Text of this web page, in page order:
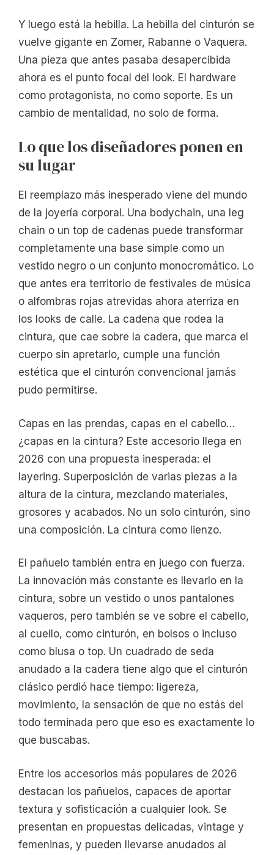
Y luego está la hebilla. La hebilla del cinturón se
vuelve gigante en Zomer, Rabanne o Vaquera.
Una pieza que antes pasaba desapercibida
ahora es el punto focal del look. El hardware
como protagonista, no como soporte. Es un
cambio de mentalidad, no solo de forma.
Lo que los diseñadores ponen en
su lugar
El reemplazo más inesperado viene del mundo
de la joyería corporal. Una bodychain, una leg
chain o un top de cadenas puede transformar
completamente una base simple como un
vestido negro o un conjunto monocromático. Lo
que antes era territorio de festivales de música
o alfombras rojas atrevidas ahora aterriza en
los looks de calle. La cadena que rodea la
cintura, que cae sobre la cadera, que marca el
cuerpo sin apretarlo, cumple una función
estética que el cinturón convencional jamás
pudo permitirse.
Capas en las prendas, capas en el cabello…
¿capas en la cintura? Este accesorio llega en
2026 con una propuesta inesperada: el
layering. Superposición de varias piezas a la
altura de la cintura, mezclando materiales,
grosores y acabados. No un solo cinturón, sino
una composición. La cintura como lienzo.
El pañuelo también entra en juego con fuerza.
La innovación más constante es llevarlo en la
cintura, sobre un vestido o unos pantalones
vaqueros, pero también se ve sobre el cabello,
al cuello, como cinturón, en bolsos o incluso
como blusa o top. Un cuadrado de seda
anudado a la cadera tiene algo que el cinturón
clásico perdió hace tiempo: ligereza,
movimiento, la sensación de que no estás del
todo terminada pero que eso es exactamente lo
que buscabas.
Entre los accesorios más populares de 2026
destacan los pañuelos, capaces de aportar
textura y sofisticación a cualquier look. Se
presentan en propuestas delicadas, vintage y
femeninas, y pueden llevarse anudados al